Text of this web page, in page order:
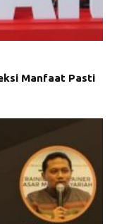
Manfaat Pasti